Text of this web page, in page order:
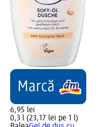
6,95 lei
0,3 l (23,17 lei pe 1 l)